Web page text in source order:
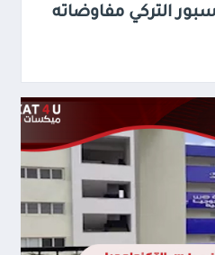
التركي مفاوضاته